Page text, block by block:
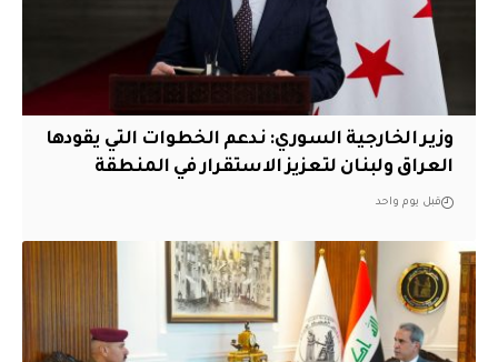
وزير الخارجية السوري: ندعم الخطوات التي يقودها
العراق ولبنان لتعزيز الاستقرار في المنطقة
قبل يوم واحد